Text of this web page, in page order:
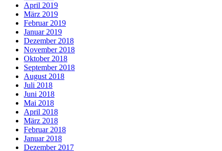
April 2019
März 2019
Februar 2019
Januar 2019
Dezember 2018
November 2018
Oktober 2018
September 2018
August 2018
Juli 2018
Juni 2018
Mai 2018
April 2018
März 2018
Februar 2018
Januar 2018
Dezember 2017